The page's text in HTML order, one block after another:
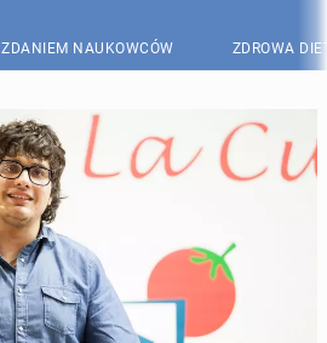
ZDANIEM NAUKOWCÓW ZDROWA